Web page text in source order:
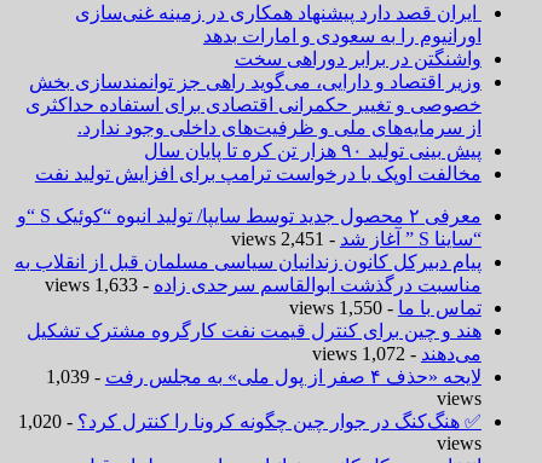
ایران قصد دارد پیشنهاد همکاری در زمینه غنی‌سازی
اورانیوم را به سعودی و امارات بدهد
واشنگتن در برابر دوراهی سخت
وزیر اقتصاد و دارایی، می‌گوید راهی جز توانمندسازی بخش
خصوصی و تغییر حکمرانی اقتصادی برای استفاده حداکثری
از سرمایه‌های ملی و ظرفیت‌های داخلی وجود ندارد.
پیش بینی تولید ۹۰ هزار تن کره تا پایان سال
مخالفت اوپک با درخواست ترامپ برای افزایش تولید نفت
معرفی ۲ محصول جدید توسط سایپا/ تولید انبوه “کوئیک S “و
“ساینا S ” آغاز شد
- 2,451 views
پیام دبیرکل کانون زندانیان سیاسی مسلمان قبل از انقلاب به
مناسبت درگذشت ابوالقاسم سرحدی زاده - 1,633 views
تماس با ما - 1,550 views
هند و چین برای کنترل قیمت نفت کارگروه مشترک تشکیل
می‌دهند - 1,072 views
لایحه «حذف ۴ صفر از پول ملی» به مجلس رفت
- 1,039
views
✅ هنگ‌کنگ در جوار چین چگونه کرونا را کنترل کرد؟
- 1,020
views